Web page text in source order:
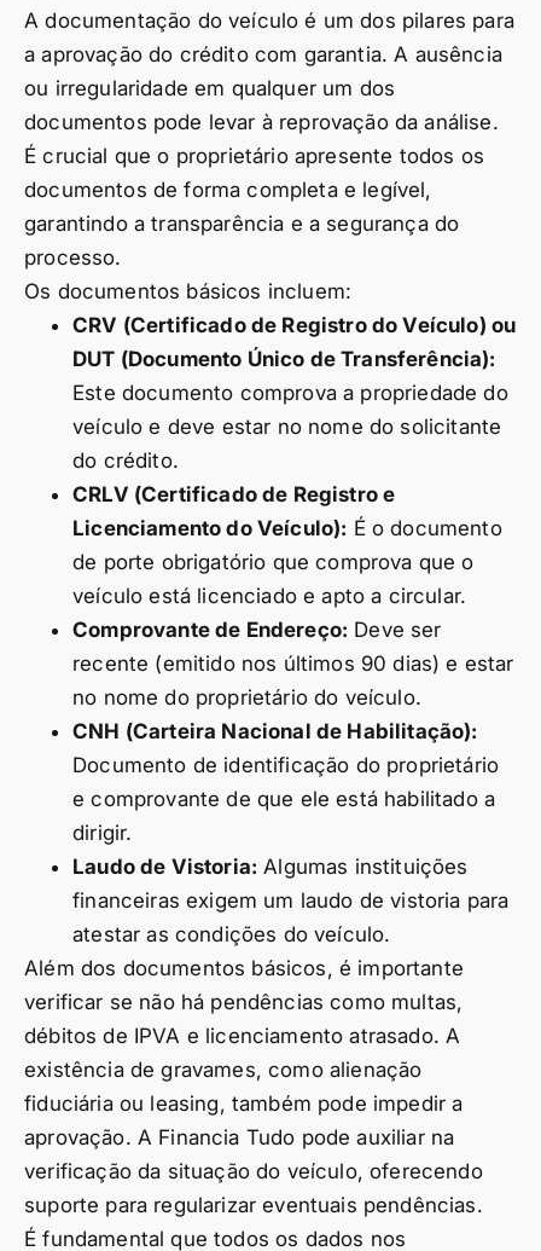
A documentação do veículo é um dos pilares para
a aprovação do crédito com garantia. A ausência
ou irregularidade em qualquer um dos
documentos pode levar à reprovação da análise.
É crucial que o proprietário apresente todos os
documentos de forma completa e legível,
garantindo a transparência e a segurança do
processo.
Os documentos básicos incluem:
CRV (Certificado de Registro do Veículo) ou
DUT (Documento Único de Transferência):
Este documento comprova a propriedade do
veículo e deve estar no nome do solicitante
do crédito.
CRLV (Certificado de Registro e
Licenciamento do Veículo): É o documento
de porte obrigatório que comprova que o
veículo está licenciado e apto a circular.
Comprovante de Endereço: Deve ser
recente (emitido nos últimos 90 dias) e estar
no nome do proprietário do veículo.
CNH (Carteira Nacional de Habilitação):
Documento de identificação do proprietário
e comprovante de que ele está habilitado a
dirigir.
Laudo de Vistoria: Algumas instituições
financeiras exigem um laudo de vistoria para
atestar as condições do veículo.
Além dos documentos básicos, é importante
verificar se não há pendências como multas,
débitos de IPVA e licenciamento atrasado. A
existência de gravames, como alienação
fiduciária ou leasing, também pode impedir a
aprovação. A Financia Tudo pode auxiliar na
verificação da situação do veículo, oferecendo
suporte para regularizar eventuais pendências.
É fundamental que todos os dados nos